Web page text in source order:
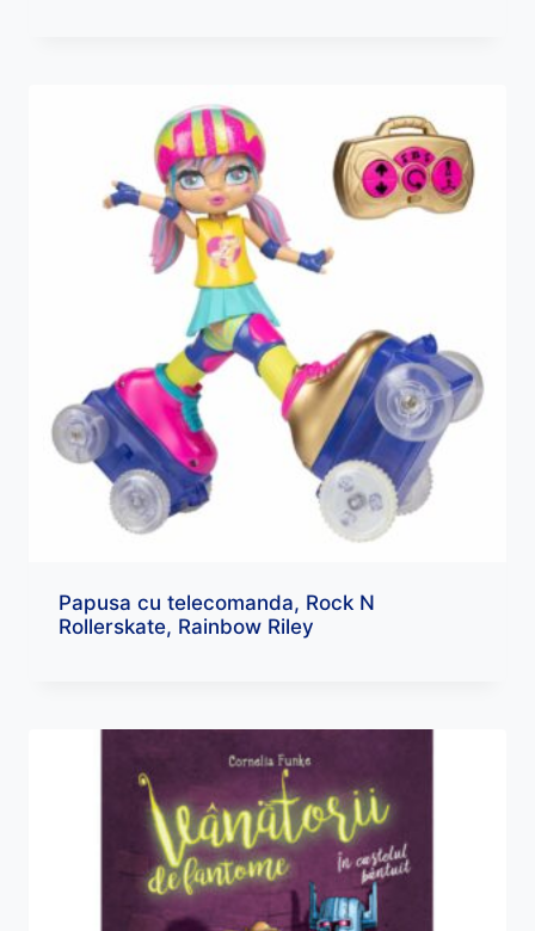
Papusa cu telecomanda, Rock N
Rollerskate, Rainbow Riley